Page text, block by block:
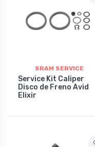
SRAM SERVICE
Service Kit Caliper
Disco de Freno Avid
Elixir